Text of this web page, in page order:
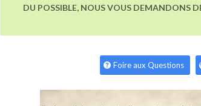
DU POSSIBLE, NOUS VOUS DEMANDONS
Foire aux Questions